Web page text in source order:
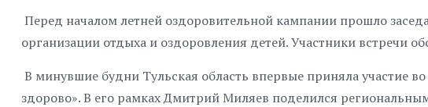
Перед началом летней оздоровительной кампании прошло
организации отдыха и оздоровления детей. Участники встречи
В минувшие будни Тульская область впервые приняла участие
здорово». В его рамках Дмитрий Миляев поделился